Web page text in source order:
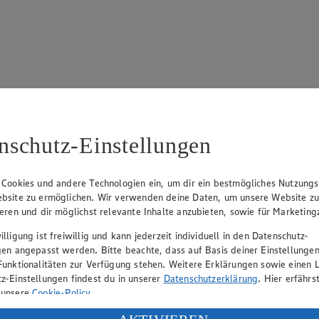
(Vorstandsvorsitzender), Peter Wagener
gewährt Ihnen jedoch das Recht, den auf dieser Website
und Vervielfältigung von Bildmaterial oder Grafiken aus
Einstellungen
und andere Technologien ein, um dir ein bestmögliches
zu ermöglichen. Wir verwenden deine Daten, um unsere Website zu
und dir möglichst relevante Inhalte anzubieten, sowie für
ist freiwillig und kann jederzeit individuell in den Datenschutz-
angepasst werden. Bitte beachte, dass auf Basis deiner
zur Verfügung stehen. Weitere Erklärungen sowie einen
Einstellungen findest du in unserer Datenschutzerklärung. Hier
Cookie-Policy.